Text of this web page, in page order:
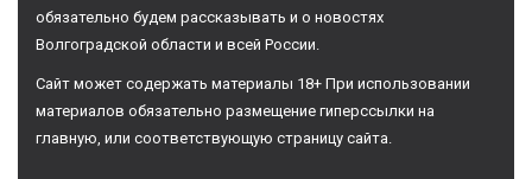
обязательно будем рассказывать и о новостях
Волгоградской области и всей России.
Сайт может содержать материалы 18+ При использовании
материалов обязательно размещение гиперссылки на
главную, или соответствующую страницу сайта.